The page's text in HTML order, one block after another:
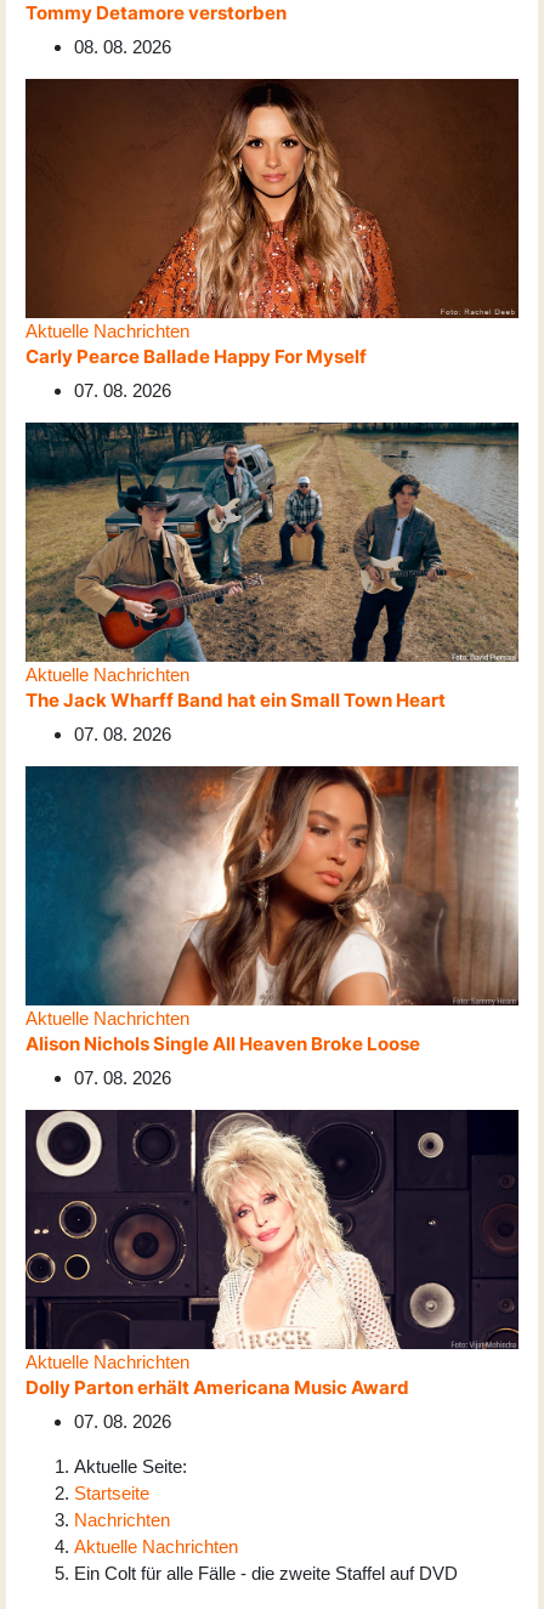
Tommy Detamore verstorben
08. 08. 2026
Aktuelle Nachrichten
Carly Pearce Ballade Happy For Myself
07. 08. 2026
Aktuelle Nachrichten
The Jack Wharff Band hat ein Small Town Heart
07. 08. 2026
Aktuelle Nachrichten
Alison Nichols Single All Heaven Broke Loose
07. 08. 2026
Aktuelle Nachrichten
Dolly Parton erhält Americana Music Award
07. 08. 2026
Aktuelle Seite:
Startseite
Nachrichten
Aktuelle Nachrichten
Ein Colt für alle Fälle - die zweite Staffel auf DVD